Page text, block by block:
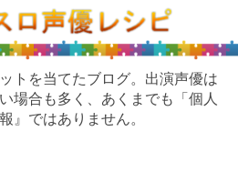
トを当てたブログ。出演声優は
場合も多く、あくまでも「個人
』ではありません。